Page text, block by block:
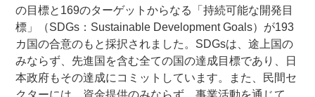
の目標と169のターゲットからなる「持続可能な開発目
標」（SDGs：Sustainable Development Goals）が193
カ国の合意のもと採択されました。SDGsは、途上国の
みならず、先進国を含む全ての国の達成目標であり、日
本政府もその達成にコミットしています。また、民間セ
クターには、資金提供のみならず、事業活動を通じて